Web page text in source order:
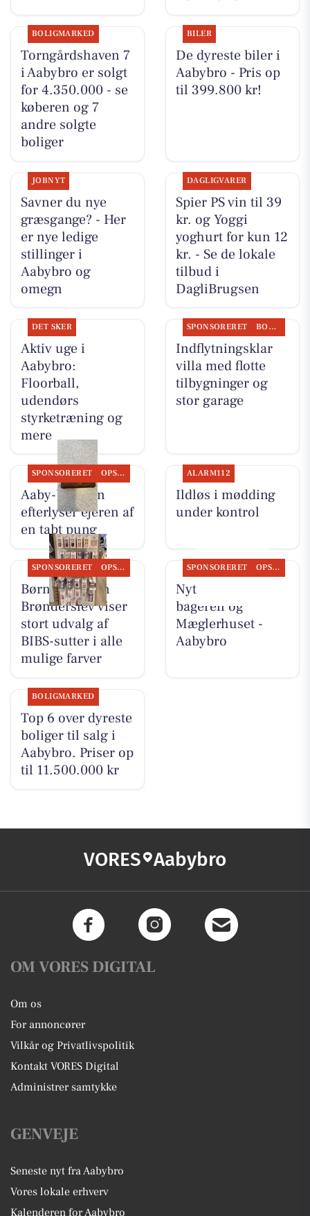
BOLIGMARKED
Torngårdshaven 7
i Aabybro er solgt
for 4.350.000 - se
køberen og 7
andre solgte
boliger
BILER
De dyreste biler i
Aabybro - Pris op
til 399.800 kr!
JOBNYT
Savner du nye
græsgange? - Her
er nye ledige
stillinger i
Aabybro og
omegn
DAGLIGVARER
Spier PS vin til 39
kr. og Yoggi
yoghurt for kun 12
kr. - Se de lokale
tilbud i
DagliBrugsen
DET SKER
Aktiv uge i
Aabybro:
Floorball,
udendørs
styrketræning og
mere
SPONSORERET BOLIGMARKED
Indflytningsklar
villa med flotte
tilbygninger og
stor garage
SPONSORERET OPSLAGSTAVLEN
Aaby-bageren
efterlyser ejeren af
en tabt pung
ALARM112
Ildløs i mødding
under kontrol
SPONSORERET OPSLAGSTAVLEN
Børneshoppen
Brønderslev viser
stort udvalg af
BIBS-sutter i alle
mulige farver
SPONSORERET OPSLAGSTAVLEN
Nyt fra Aaby-
bageren og
Mæglerhuset -
Aabybro
BOLIGMARKED
Top 6 over dyreste
boliger til salg i
Aabybro. Priser op
til 11.500.000 kr
VORES Aabybro
OM VORES DIGITAL
Om os
For annoncører
Vilkår og Privatlivspolitik
Kontakt VORES Digital
Administrer samtykke
GENVEJE
Seneste nyt fra Aabybro
Vores lokale erhverv
Kalenderen for Aabybro